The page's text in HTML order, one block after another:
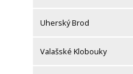
Uherský Brod
Valašské Klobouky